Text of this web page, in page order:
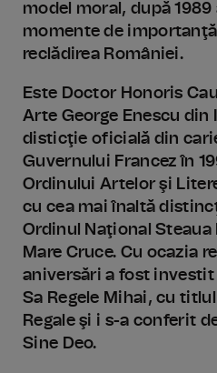
model moral, după
momente de
reclădirea României.
Este Doctor Honoris
Arte George Enescu
disticţie oficială din
Guvernului Francez în
Ordinului Artelor şi
cu cea mai înaltă
Ordinul Naţional Steaua
Mare Cruce. Cu ocazia
aniversări a fost investit
Sa Regele Mihai, cu
Regale şi i s-a conferit
Sine Deo.